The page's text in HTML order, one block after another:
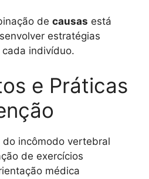
de causas está
estratégias
indivíduo.
e Práticas
incômodo vertebral
de exercícios
médica